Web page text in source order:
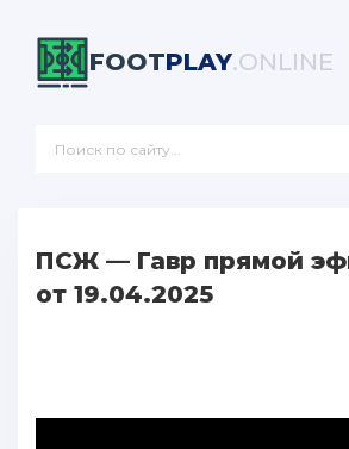
FOOTPLAY.ONLINE
ПСЖ — Гавр прямой
от 19.04.2025